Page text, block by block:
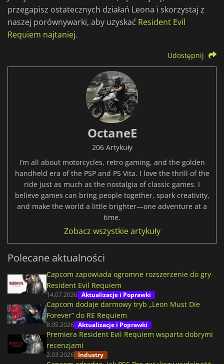
przegapisz ostatecznych działań Leona i skorzystaj z
naszej porównywarki, aby uzyskać Resident Evil
Requiem najtaniej.
Udostępnij
OctaneE
206 Artykuły
I’m all about motorcycles, retro gaming, and the golden
handheld era of the PSP and PS Vita. I love the thrill of the
ride just as much as the nostalgia of classic games. I
believe games can bring people together, spark creativity,
and make the world a little brighter—one adventure at a
time.
Zobacz wszystkie artykuły
Polecane aktualności
Capcom zapowiada ogromne rozszerzenie do gry
Resident Evil Requiem
14.07.2026 Aktualizacje i Poprawki
Capcom dodaje darmowy tryb „Leon Must Die
Forever” do RE Requiem
8.05.2026 Aktualizacje i Poprawki
Premiera Resident Evil Requiem wsparta dobrymi
recenzjami
2.03.2026 Industry